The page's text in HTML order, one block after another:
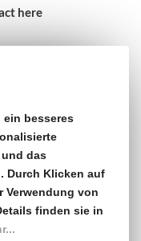
ein besseres
das
Durch Klicken auf
Verwendung von
finden sie in
here